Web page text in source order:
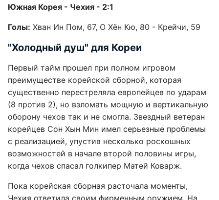
Южная Корея - Чехия - 2:1
Голы: Хван Ин Пом, 67, О Хён Кю, 80 - Крейчи, 59
"Холодный душ" для Кореи
Первый тайм прошел при полном игровом
преимуществе корейской сборной, которая
существенно перестреляла европейцев по ударам
(8 против 2), но взломать мощную и вертикальную
оборону чехов так и не смогла. Звездный ветеран
корейцев Сон Хын Мин имел серьезные проблемы
с реализацией, упустив несколько роскошных
возможностей в начале второй половины игры,
когда чехов спасал голкипер Матей Коварж.
Пока корейская сборная расточала моменты,
Чехия ответила своим фирменным оружием. На